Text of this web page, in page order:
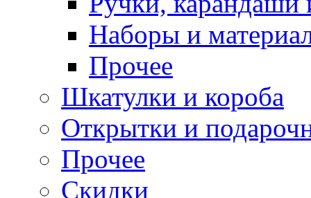
Наборы и
Прочее
Шкатулки и короба
Открытки и
Прочее
Скидки